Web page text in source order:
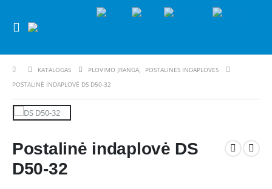
KATALOGAS PLOVIMO ĮRANGA,
POSTALINĖS INDAPLOVĖS
POSTALINĖ INDAPLOVĖ DS D50-32
Postalinė indaplovė DS
D50-32